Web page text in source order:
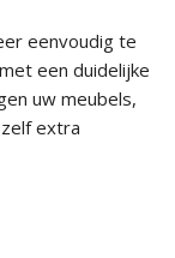
eenvoudig te
een duidelijke
uw meubels,
extra